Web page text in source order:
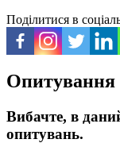
Поділитися в
Опитування
Вибачте, в
опитувань.